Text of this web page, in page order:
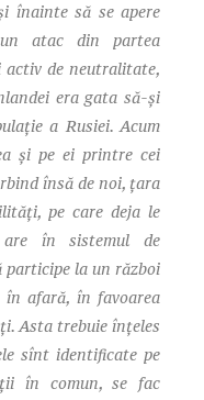
înainte să se apere
atac din partea
activ de neutralitate,
era gata să-și
a Rusiei. Acum
și pe ei printre cei
însă de noi, țara
pe care deja le
în sistemul de
participe la un război
afară, în favoarea
Asta trebuie înțeles
sînt identificate pe
în comun, se fac